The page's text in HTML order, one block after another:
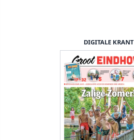
DIGITALE KRANT